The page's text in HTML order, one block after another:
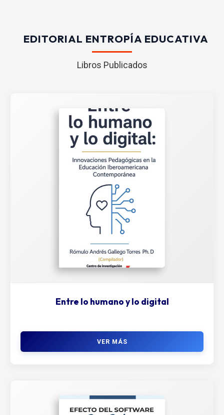
EDITORIAL ENTROPÍA EDUCATIVA
Libros Publicados
Entre lo humano y lo digital
VER MÁS